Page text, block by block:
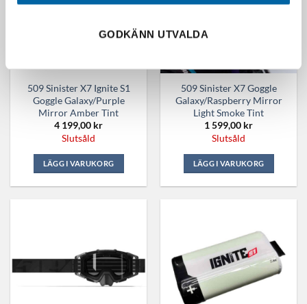
GODKÄNN UTVALDA
De
alternativen
produktsidan
olika
509 Sinister X7 Ignite S1
Goggle Galaxy/Purple
Mirror Amber Tint
4 199,00 kr
Slutsåld
LÄGG I VARUKORG
509 Sinister X7 Goggle
Galaxy/Raspberry Mirror
Light Smoke Tint
1 599,00 kr
Slutsåld
LÄGG I VARUKORG